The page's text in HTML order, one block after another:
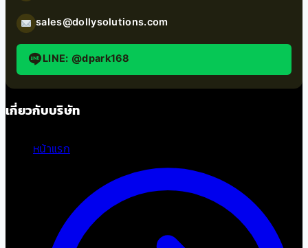
sales@dollysolutions.com
LINE: @dpark168
เกี่ยวกับบริษัท
หน้าแรก